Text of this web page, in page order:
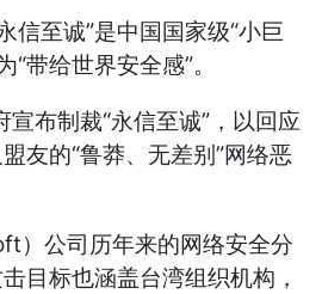
信至诚”是中国国家级“小巨
“带给世界安全感”。
布制裁“永信至诚”，以回应
友的“鲁莽、无差别”网络恶
）公司历年来的网络安全分
目标也涵盖台湾组织机构，